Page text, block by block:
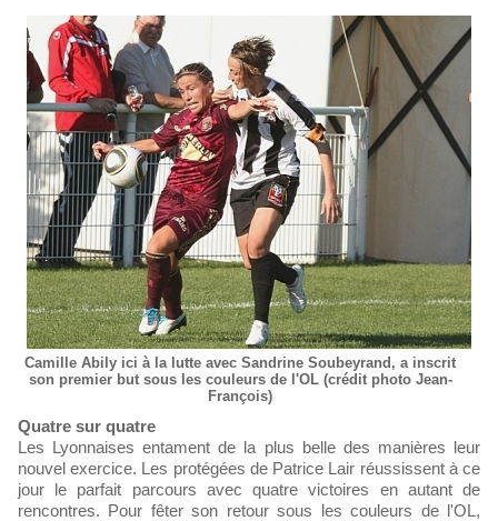
Camille Abily ici à la lutte avec Sandrine Soubeyrand, a inscrit
son premier but sous les couleurs de l'OL (crédit photo Jean-
François)
Quatre sur quatre
Les Lyonnaises entament de la plus belle des manières leur
nouvel exercice. Les protégées de Patrice Lair réussissent à ce
jour le parfait parcours avec quatre victoires en autant de
rencontres. Pour fêter son retour sous les couleurs de l'OL,